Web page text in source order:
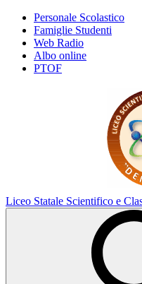
Personale Scolastico
Famiglie Studenti
Web Radio
Albo online
PTOF
Liceo Statale Scientifico e